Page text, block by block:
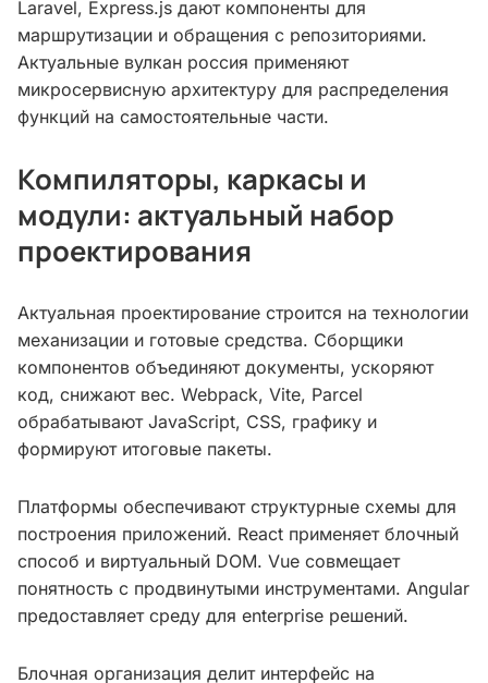
Laravel, Express.js дают компоненты для
маршрутизации и обращения с репозиториями.
Актуальные вулкан россия применяют
микросервисную архитектуру для распределения
функций на самостоятельные части.
Компиляторы, каркасы и
модули: актуальный набор
проектирования
Актуальная проектирование строится на технологии
механизации и готовые средства. Сборщики
компонентов объединяют документы, ускоряют
код, снижают вес. Webpack, Vite, Parcel
обрабатывают JavaScript, CSS, графику и
формируют итоговые пакеты.
Платформы обеспечивают структурные схемы для
построения приложений. React применяет блочный
способ и виртуальный DOM. Vue совмещает
понятность с продвинутыми инструментами. Angular
предоставляет среду для enterprise решений.
Блочная организация делит интерфейс на